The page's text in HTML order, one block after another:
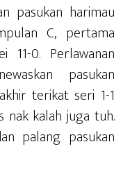
pasukan harimau
C, pertama
11-0. Perlawanan
pasukan
terikat seri 1-1
nak kalah juga tuh.
palang pasukan